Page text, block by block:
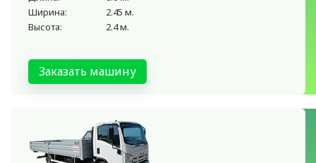
Ширина:
2.45 м.
Высота:
2.4 м.
Заказать машину